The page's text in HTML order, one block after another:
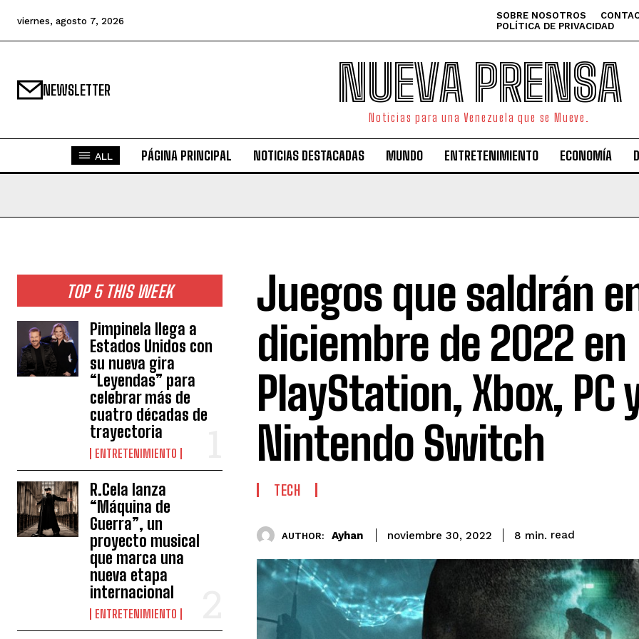
viernes, agosto 7, 2026 SOBRE NOSOTROS
POLÍTICA DE PRIVACIDAD
NEWSLETTER NUEVA PRENSA
Noticias para una Venezuela que se Mueve.
ALL PÁGINA PRINCIPAL NOTICIAS DESTACADAS MUNDO ENTRETENIMIENTO ECONOMÍA
TOP 5 THIS WEEK
Pimpinela llega a
Estados Unidos con
su nueva gira
“Leyendas” para
celebrar más de
cuatro décadas de
trayectoria
ENTRETENIMIENTO
R.Cela lanza
“Máquina de
Guerra”, un
proyecto musical
que marca una
nueva etapa
internacional
ENTRETENIMIENTO
Juegos que saldrán
diciembre de 2022 en
PlayStation, Xbox, PC
Nintendo Switch
TECH
AUTHOR: Ayhan noviembre 30, 2022 8 min. read